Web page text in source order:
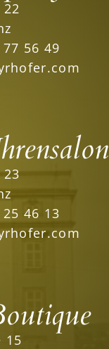
56 49
46 13
15